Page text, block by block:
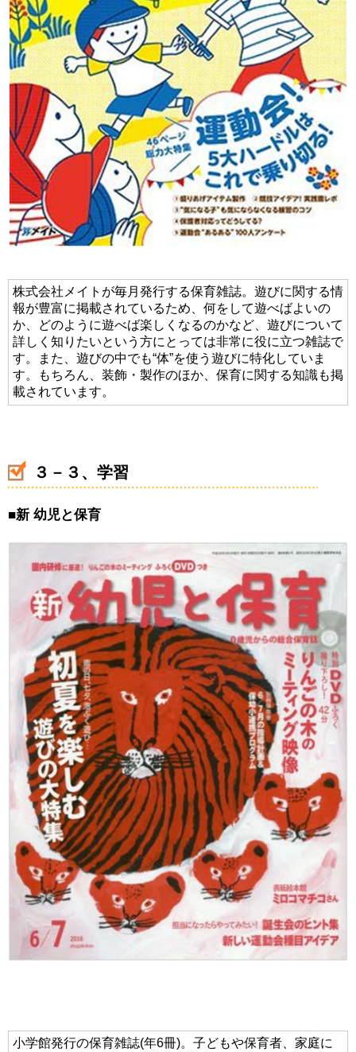
株式会社メイトが毎月発行する保育雑誌。遊びに関する情
報が豊富に掲載されているため、何をして遊べばよいの
か、どのように遊べば楽しくなるのかなど、遊びについて
詳しく知りたいという方にとっては非常に役に立つ雑誌で
す。また、遊びの中でも“体”を使う遊びに特化していま
す。もちろん、装飾・製作のほか、保育に関する知識も掲
載されています。
３－３、学習
■新 幼児と保育
小学館発行の保育雑誌(年6冊)。子どもや保育者、家庭に